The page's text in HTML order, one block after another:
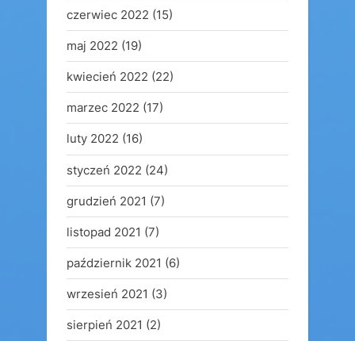
czerwiec 2022 (15)
maj 2022 (19)
kwiecień 2022 (22)
marzec 2022 (17)
luty 2022 (16)
styczeń 2022 (24)
grudzień 2021 (7)
listopad 2021 (7)
październik 2021 (6)
wrzesień 2021 (3)
sierpień 2021 (2)